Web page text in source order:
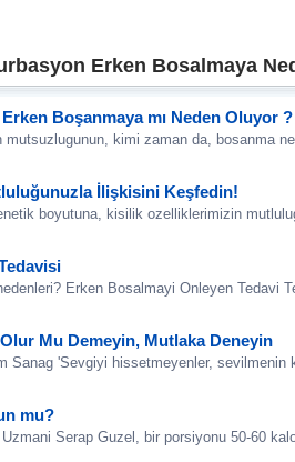
Erken Bosalmaya
Boşanmaya mı Neden Oluyor ?
mutsuzlugunun, kimi zaman da, bosanma
İlişkisini Keşfedin!
boyutuna, kisilik ozelliklerimizin
Erken Bosalmayi Onleyen Tedavi
Mu Demeyin, Mutlaka Deneyin
Sanag 'Sevgiyi hissetmeyenler,
mu?
Serap Guzel, bir porsiyonu 50-60